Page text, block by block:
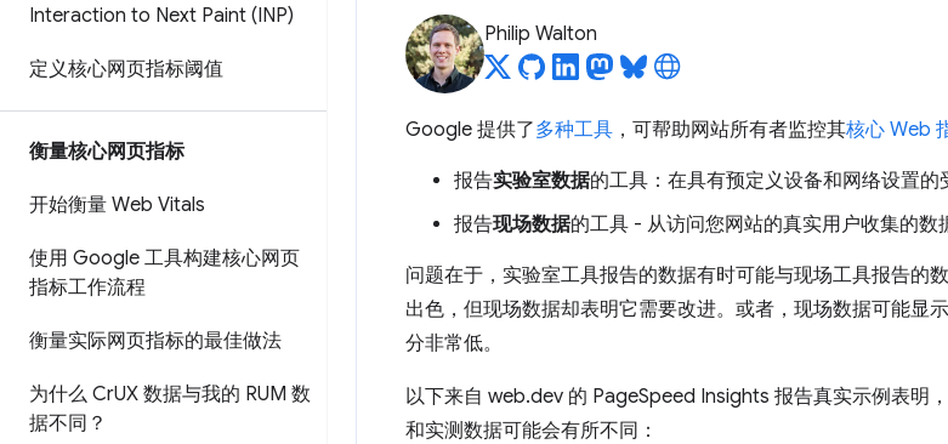
Interaction to Next Paint (INP)
定义核心网页指标阈值
衡量核心网页指标
开始衡量 Web Vitals
使用 Google 工具构建核心网页
指标工作流程
衡量实际网页指标的最佳做法
为什么 CrUX 数据与我的 RUM 数
据不同？
Philip Walton
Google 提供了多种工具 ，可帮助网站所有者监控其核心 Web
报告实验室数据的工具：在具有预定义设备和网络设置的
报告现场数据的工具 - 从访问您网站的真实用户收集的数
问题在于，实验室工具报告的数据有时可能与现场工具报告的
出色，但现场数据却表明它需要改进。或者，现场数据可能显
分非常低。
以下来自 web.dev 的 PageSpeed Insights 报告真实示例表明
和实测数据可能会有所不同：